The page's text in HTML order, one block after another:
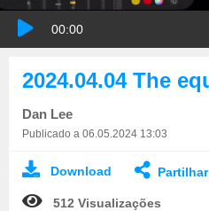
00:00
Dan Lee
Publicado a 06.05.2024 13:03
Download Partilhar
512 Visualizações